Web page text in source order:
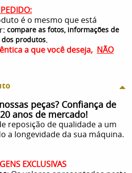
é o mesmo que está
compare as fotos, informações de
dos produtos.
a que você deseja, NÃO
peças? Confiança de
anos de mercado!
reposição de qualidade a um
a longevidade da sua máquina.
EXCLUSIVAS